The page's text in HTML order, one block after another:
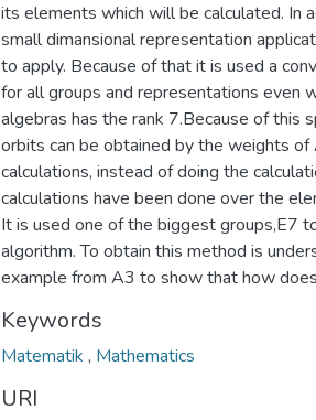
its elements which will be calculated. In
small dimansional representation
to apply. Because of that it is used a
for all groups and representations even
algebras has the rank 7.Because of this
orbits can be obtained by the weights
calculations, instead of doing the
calculations have been done over the
It is used one of the biggest groups,E7
algorithm. To obtain this method is
example from A3 to show that how
Keywords
Matematik , Mathematics
URI